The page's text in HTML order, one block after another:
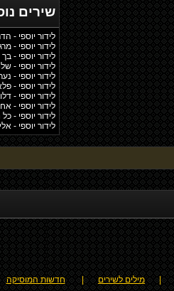
שירים
לידור יוספי -
לידור יוספי -
לידור יוספי -
לידור יוספי -
לידור יוספי -
לידור יוספי -
לידור יוספי -
לידור יוספי -
לידור יוספי -
לידור יוספי -
מילים לשירים חדשות המוסיקה